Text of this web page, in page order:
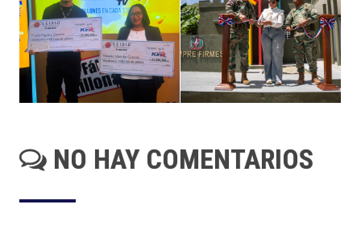
NO HAY COMENTARIOS